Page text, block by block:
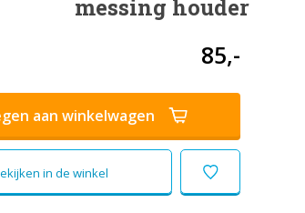
messing houder
85,-
aan winkelwagen
in de winkel